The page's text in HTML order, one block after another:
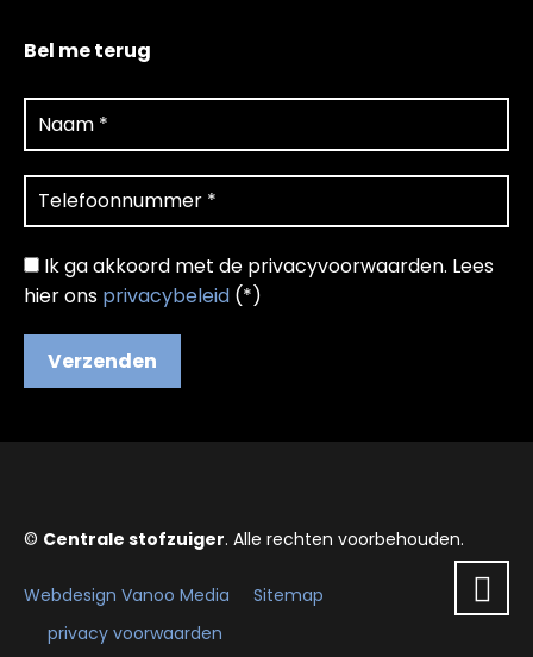
Bel me terug
Ik ga akkoord met de privacyvoorwaarden. Lees
hier ons privacybeleid (*)
© Centrale stofzuiger. Alle rechten voorbehouden.
Webdesign Vanoo Media
Sitemap
privacy voorwaarden